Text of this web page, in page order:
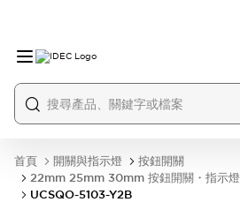
首頁 開關與指示燈
按鈕開關
22mm 25mm 30mm 按鈕開關・指示燈
UCSQO-5103-Y2B